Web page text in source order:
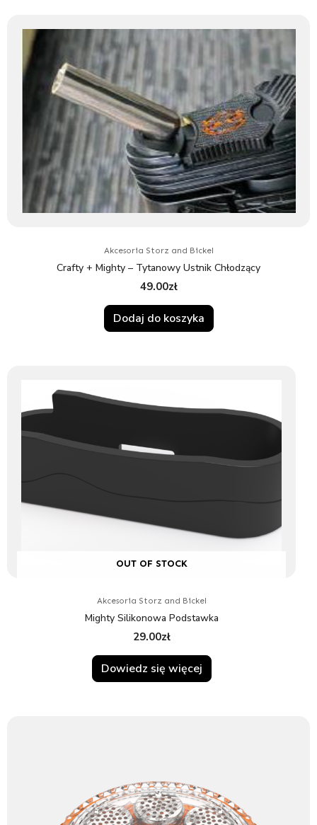
Akcesoria Storz and Bickel
Crafty + Mighty – Tytanowy Ustnik Chłodzący
49.00zł
Dodaj do koszyka
OUT OF STOCK
Akcesoria Storz and Bickel
Mighty Silikonowa Podstawka
29.00zł
Dowiedz się więcej